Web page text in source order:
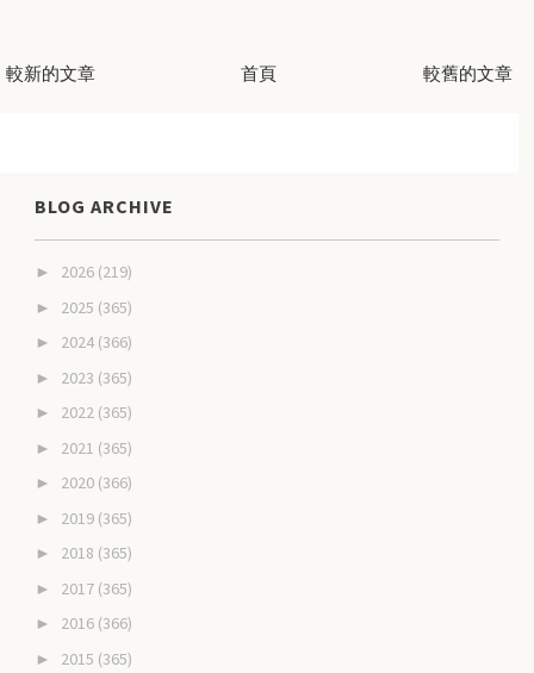
較新的文章 較舊的文章
首頁
BLOG ARCHIVE
► 2026 (219)
► 2025 (365)
► 2024 (366)
► 2023 (365)
► 2022 (365)
► 2021 (365)
► 2020 (366)
► 2019 (365)
► 2018 (365)
► 2017 (365)
► 2016 (366)
► 2015 (365)